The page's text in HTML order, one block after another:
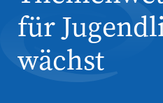
für
wächst